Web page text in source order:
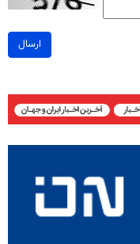
ارسال